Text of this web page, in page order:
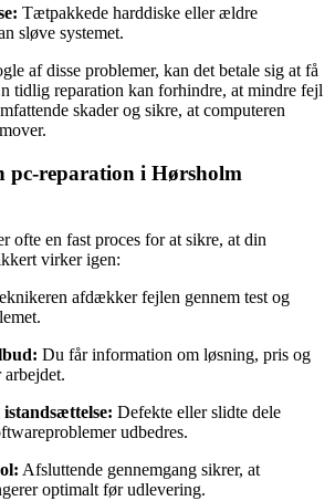
Tætpakkede harddiske eller ældre
sløve systemet.
af disse problemer, kan det betale sig at få
tidlig reparation kan forhindre, at mindre fejl
skader og sikre, at computeren
pc-reparation i Hørsholm
ofte en fast proces for at sikre, at din
virker igen:
afdækker fejlen gennem test og
Du får information om løsning, pris og
Defekte eller slidte dele
udbedres.
Afsluttende gennemgang sikrer, at
optimalt før udlevering.